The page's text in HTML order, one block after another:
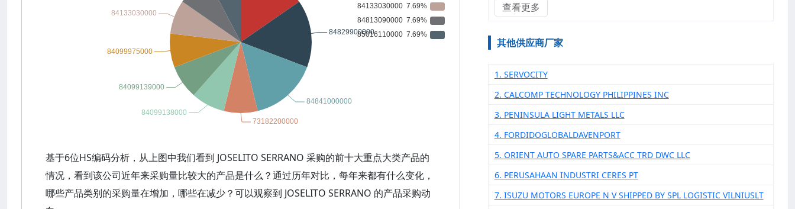
基于6位HS编码分析，从上图中我们看到 JOSELITO SERRANO 采购的前十大重点大类产品的
情况，看到该公司近年来采购量比较大的产品是什么？通过历年对比，每年来都有什么变化，
哪些产品类别的采购量在增加，哪些在减少？可以观察到 JOSELITO SERRANO 的产品采购动
查看更多
其他供应商厂家
1. SERVOCITY
2. CALCOMP TECHNOLOGY PHILIPPINES INC
3. PENINSULA LIGHT METALS LLC
4. FORDIDOGLOBALDAVENPORT
5. ORIENT AUTO SPARE PARTS&ACC TRD DWC LLC
6. PERUSAHAAN INDUSTRI CERES PT
7. ISUZU MOTORS EUROPE N V SHIPPED BY SPL LOGISTIC VILNIUSLT